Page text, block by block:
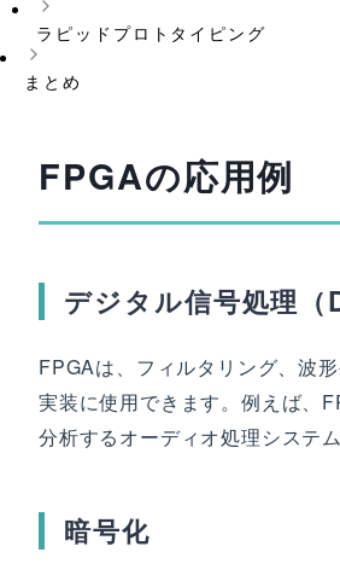
ディングブロック（論理ブロッ
FPGAの応用例
デジタル信号処理（
FPGAは、フィルタリング、波
実装に使用できます。例えば、
分析するオーディオ処理システ
暗号化
ラピッドプロトタイピング
まとめ